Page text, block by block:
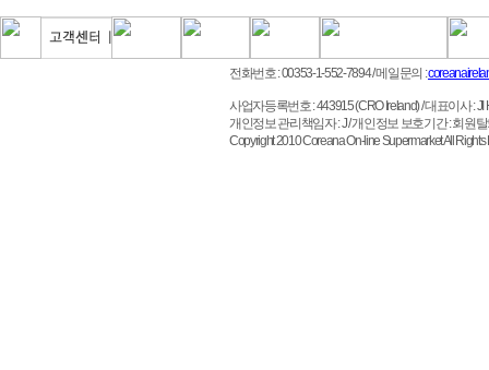
전화번호 : 00353-1-552-7894/ 메일문의 :
사업자등록번호 : 443915 (CRO Ireland)/ 대표이사 : JI
개인정보 관리책임자 : J / 개인정보 보호기간 : 회원
Copyright 2010 Coreana On-line Supermarket All